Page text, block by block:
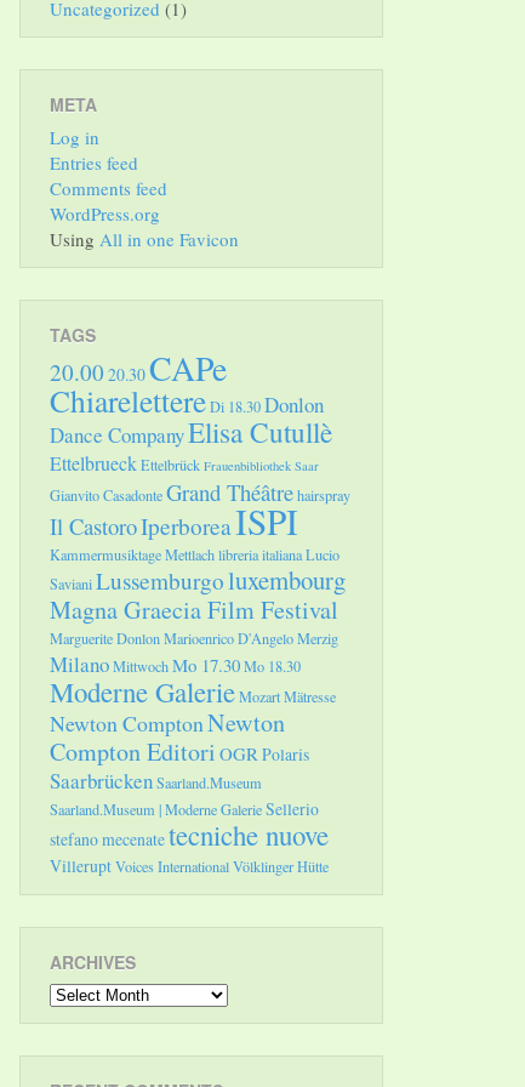
Uncategorized (1)
META
Log in
Entries feed
Comments feed
WordPress.org
Using All in one Favicon
TAGS
20.00 20.30CAPe
ChiarelettereDi 18.30Donlon
Dance CompanyElisa Cutullè
EttelbrueckEttelbrück Frauenbibliothek Saar
Gianvito CasadonteGrand Théâtrehairspray
Il CastoroIperboreaISPI
Kammermusiktage Mettlachlibreria italianaLucio
SavianiLussemburgoluxembourg
Magna Graecia Film Festival
Marguerite DonlonMarioenrico D'AngeloMerzig
MilanoMittwochMo 17.30Mo 18.30
Moderne GalerieMozartMätresse
Newton ComptonNewton
Compton Editori OGRPolaris
SaarbrückenSaarland.Museum
Saarland.Museum | Moderne GalerieSellerio
stefano mecenatetecniche nuove
VilleruptVoices InternationalVölklinger Hütte
ARCHIVES
Archives